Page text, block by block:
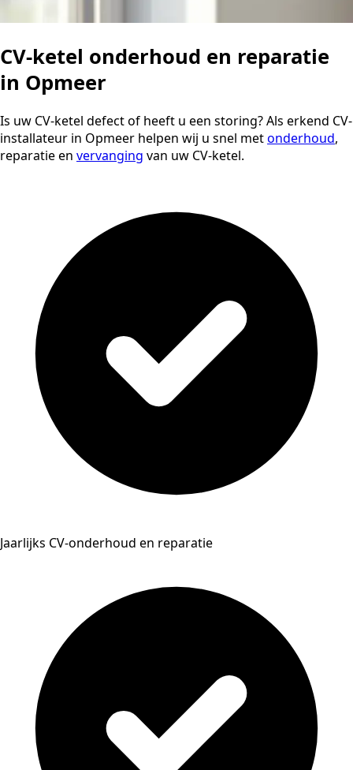
CV-ketel onderhoud en reparatie
in Opmeer
Is uw CV-ketel defect of heeft u een storing? Als erkend CV-
installateur in Opmeer helpen wij u snel metonderhoud,
reparatie en vervanging van uw CV-ketel.
Jaarlijks CV-onderhoud en reparatie